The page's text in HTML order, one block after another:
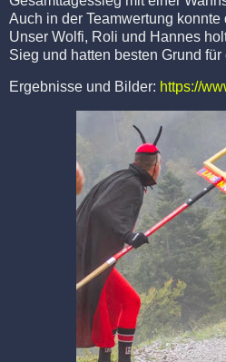
Auch in der Teamwertung
Unser Wolfi, Roli und Hannes
Sieg und hatten besten Grund
Ergebnisse und Bilder: https://